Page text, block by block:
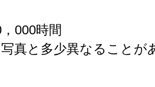
000時間
真と多少異なることが